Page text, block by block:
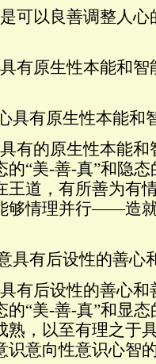
可以良善调整人
有原生性本能和
具有原生性本能和
有的原生性本能
“美-善-真”和隐态
王道，有所善为有
够情理并行——造
具有后设性的善心
有后设性的善心
“美-善-真”和显态
熟，以至有理之
识意向性意识心智